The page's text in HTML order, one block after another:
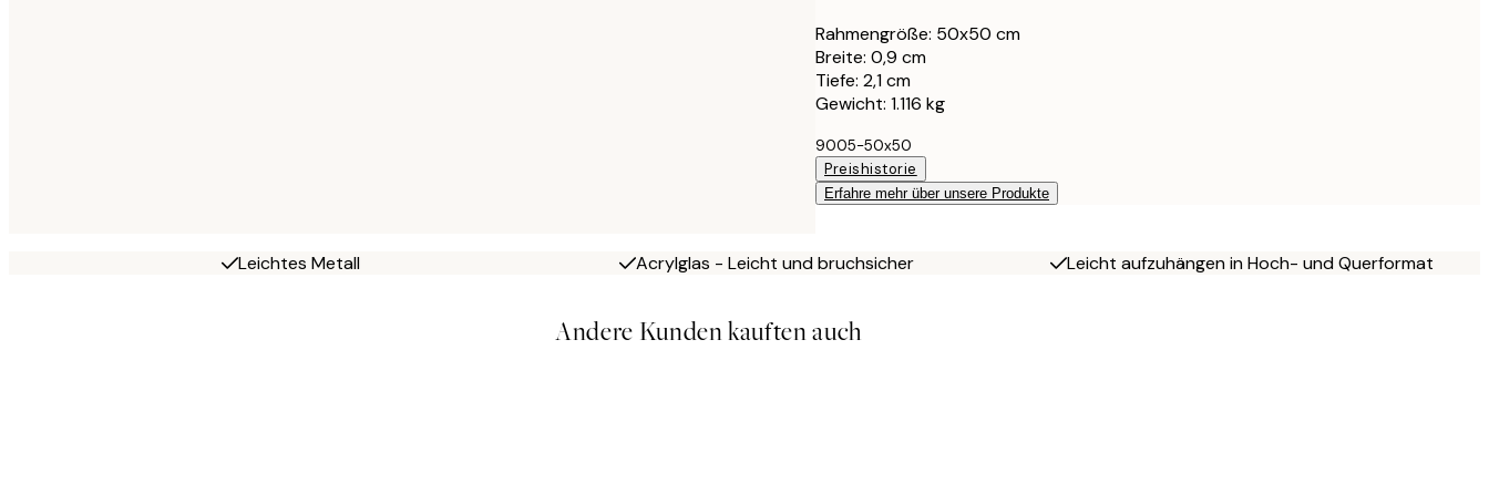
Rahmengröße: 50x50 cm
Breite: 0,9 cm
Tiefe: 2,1 cm
Gewicht: 1.116 kg
9005-50x50
Preishistorie
Erfahre mehr über unsere Produkte
Leichtes Metall Acrylglas - Leicht und bruchsicher Leicht aufzuhängen in Hoch- und Querformat
Andere Kunden kauften auch